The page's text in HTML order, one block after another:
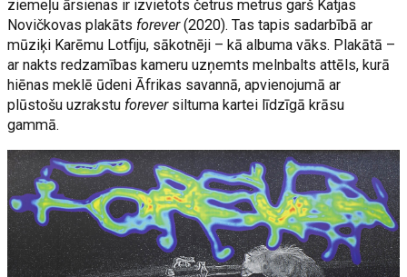
ziemeļu ārsienas ir izvietots četrus metrus garš Katjas
Novičkovas plakāts forever(2020). Tas tapis sadarbībā ar
mūziķi Karēmu Lotfiju, sākotnēji – kā albuma vāks. Plakātā –
ar nakts redzamības kameru uzņemts melnbalts attēls, kurā
hiēnas meklē ūdeni Āfrikas savannā, apvienojumā ar
plūstošu uzrakstu forever siltuma kartei līdzīgā krāsu
gammā.